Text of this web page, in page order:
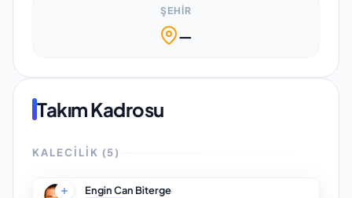
ŞEHIR
—
Takım Kadrosu
KALECILIK (5)
Engin Can Biterge